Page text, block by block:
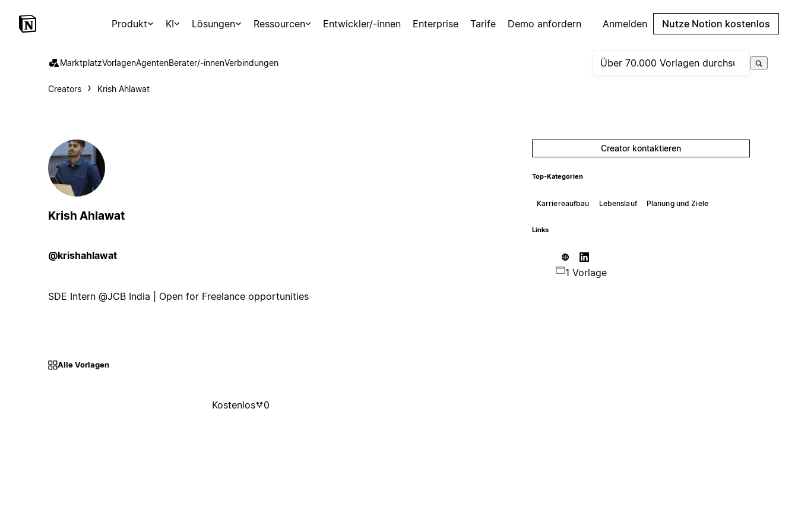
Produkt KI Lösungen Ressourcen Entwickler/-innen Enterprise Tarife Demo anfordern Anmelden Nutze Notion kostenlos
MarktplatzVorlagenAgentenBerater/-innenVerbindungen
Creators Krish Ahlawat
Krish Ahlawat
@krishahlawat
SDE Intern @JCB India | Open for Freelance opportunities
Creator kontaktieren
Top-Kategorien
Karriereaufbau Lebenslauf Planung und Ziele
Links
1 Vorlage
Alle Vorlagen
Kostenlos 0